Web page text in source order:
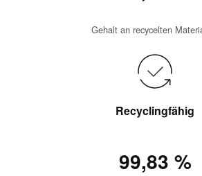
Gehalt an recycelten
Recyclingfähig
99,83 %